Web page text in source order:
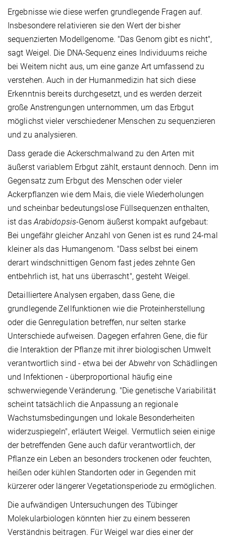
Ergebnisse wie diese werfen grundlegende Fragen auf.
Insbesondere relativieren sie den Wert der bisher
sequenzierten Modellgenome. "Das Genom gibt es nicht",
sagt Weigel. Die DNA-Sequenz eines Individuums reiche
bei Weitem nicht aus, um eine ganze Art umfassend zu
verstehen. Auch in der Humanmedizin hat sich diese
Erkenntnis bereits durchgesetzt, und es werden derzeit
große Anstrengungen unternommen, um das Erbgut
möglichst vieler verschiedener Menschen zu sequenzieren
und zu analysieren.
Dass gerade die Ackerschmalwand zu den Arten mit
äußerst variablem Erbgut zählt, erstaunt dennoch. Denn im
Gegensatz zum Erbgut des Menschen oder vieler
Ackerpflanzen wie dem Mais, die viele Wiederholungen
und scheinbar bedeutungslose Füllsequenzen enthalten,
ist dasArabidopsis-Genom äußerst kompakt aufgebaut:
Bei ungefähr gleicher Anzahl von Genen ist es rund 24-mal
kleiner als das Humangenom. "Dass selbst bei einem
derart windschnittigen Genom fast jedes zehnte Gen
entbehrlich ist, hat uns überrascht", gesteht Weigel.
Detailliertere Analysen ergaben, dass Gene, die
grundlegende Zellfunktionen wie die Proteinherstellung
oder die Genregulation betreffen, nur selten starke
Unterschiede aufweisen. Dagegen erfahren Gene, die für
die Interaktion der Pflanze mit ihrer biologischen Umwelt
verantwortlich sind - etwa bei der Abwehr von Schädlingen
und Infektionen - überproportional häufig eine
schwerwiegende Veränderung. "Die genetische Variabilität
scheint tatsächlich die Anpassung an regionale
Wachstumsbedingungen und lokale Besonderheiten
widerzuspiegeln", erläutert Weigel. Vermutlich seien einige
der betreffenden Gene auch dafür verantwortlich, der
Pflanze ein Leben an besonders trockenen oder feuchten,
heißen oder kühlen Standorten oder in Gegenden mit
kürzerer oder längerer Vegetationsperiode zu ermöglichen.
Die aufwändigen Untersuchungen des Tübinger
Molekularbiologen könnten hier zu einem besseren
Verständnis beitragen. Für Weigel war dies einer der